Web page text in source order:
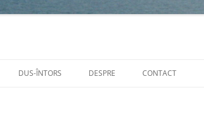
DUS-ÎNTORS DESPRE CONTACT